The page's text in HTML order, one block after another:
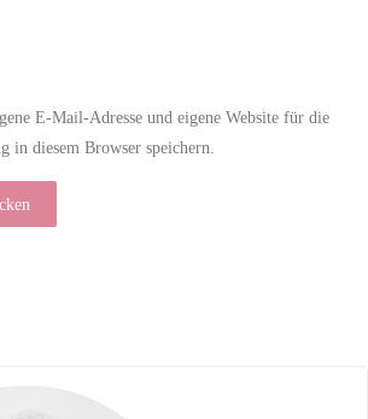
E-Mail-Adresse und eigene Website für die
in diesem Browser speichern.